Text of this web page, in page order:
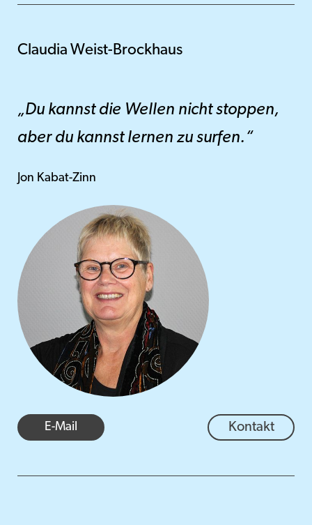
Claudia Weist-Brockhaus
„Du kannst die Wellen nicht stoppen,
aber du kannst lernen zu surfen.“
Jon Kabat-Zinn
E-Mail Kontakt